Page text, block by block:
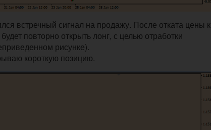
встречный сигнал на продажу. После отката цены к
повторно открыть лонг, с целью отработки
рисунке).
короткую позицию.